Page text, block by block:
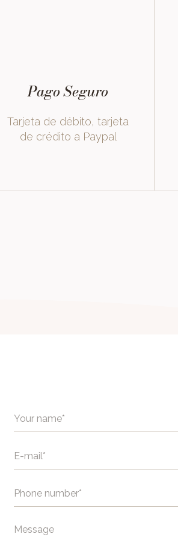
Pago Seguro
Tarjeta de débito, tarjeta
de crédito a Paypal